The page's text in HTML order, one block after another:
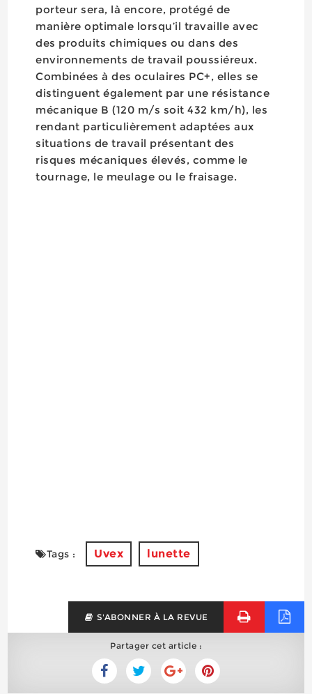
porteur sera, là encore, protégé de
manière optimale lorsqu’il travaille avec
des produits chimiques ou dans des
environnements de travail poussiéreux.
Combinées à des oculaires PC+, elles se
distinguent également par une résistance
mécanique B (120 m/s soit 432 km/h), les
rendant particulièrement adaptées aux
situations de travail présentant des
risques mécaniques élevés, comme le
tournage, le meulage ou le fraisage.
Tags : Uvex lunette
S'ABONNER À LA REVUE
Partager cet article :